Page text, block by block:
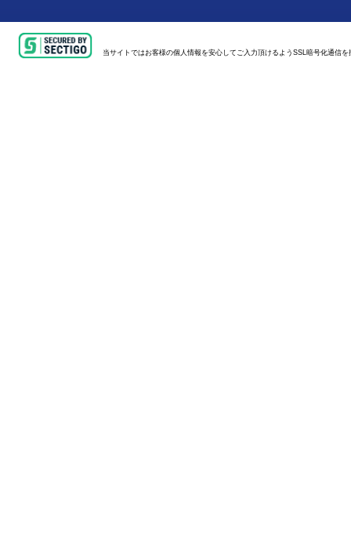
当サイトではお客様の個人情報を安心してご入力頂けるようSSL暗号化通信